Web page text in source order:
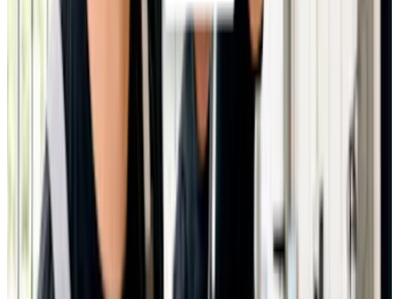
Erinnerungsservice